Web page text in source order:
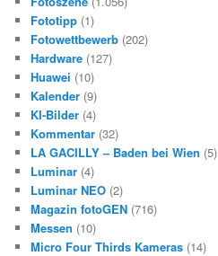
Fototipp (1)
Fotowettbewerb (202)
Hardware (127)
Huawei (10)
Kalender (9)
KI-Bilder (4)
Kommentar (32)
LA GACILLY – Baden bei Wien (5)
Luminar (4)
Luminar NEO (2)
Magazin fotoGEN (716)
Messen (10)
Micro Four Thirds Kameras (14)